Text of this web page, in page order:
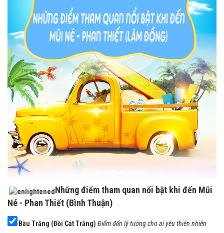
Những điểm tham quan nổi bật khi đến Mũi
Né - Phan Thiết (Bình Thuận)
Bàu Trắng (Đồi Cát Trắng) Điểm đến lý tưởng cho ai yêu thiên nhiên